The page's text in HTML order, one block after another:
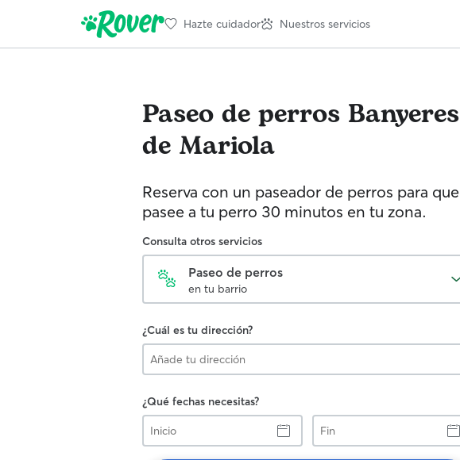
Hazte cuidador Nuestros servicios
Paseo de perros Banyeres
de Mariola
Reserva con un paseador de perros para que
pasee a tu perro 30 minutos en tu zona.
Consulta otros servicios
Paseo de perros
en tu barrio
¿Cuál es tu dirección?
¿Qué fechas necesitas?
Inicio
Fin